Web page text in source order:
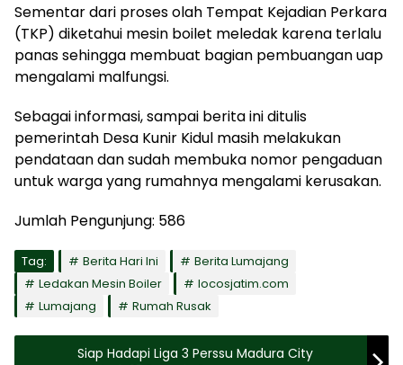
Sementar dari proses olah Tempat Kejadian Perkara
(TKP) diketahui mesin boilet meledak karena terlalu
panas sehingga membuat bagian pembuangan uap
mengalami malfungsi.
Sebagai informasi, sampai berita ini ditulis
pemerintah Desa Kunir Kidul masih melakukan
pendataan dan sudah membuka nomor pengaduan
untuk warga yang rumahnya mengalami kerusakan.
Jumlah Pengunjung: 586
Tag: Berita Hari Ini
Berita Lumajang
Ledakan Mesin Boiler
locosjatim.com
Lumajang
Rumah Rusak
Siap Hadapi Liga 3 Perssu Madura City